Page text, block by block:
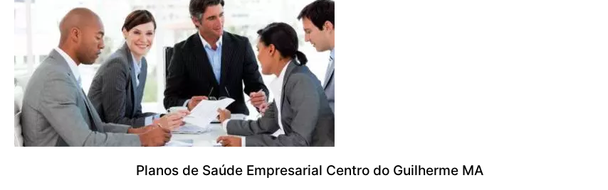
Planos de Saúde Empresarial Centro do Guilherme MA